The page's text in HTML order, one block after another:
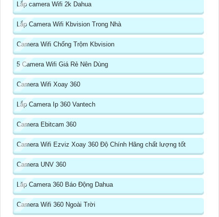
Lắp camera Wifi 2k Dahua
Lắp Camera Wifi Kbvision Trong Nhà
Camera Wifi Chống Trộm Kbvision
5 Camera Wifi Giá Rẻ Nên Dùng
Camera Wifi Xoay 360
Lắp Camera Ip 360 Vantech
Camera Ebitcam 360
Camera Wifi Ezviz Xoay 360 Độ Chính Hãng chất lượng tốt
Camera UNV 360
Lăp Camera 360 Báo Động Dahua
Camera Wifi 360 Ngoài Trời